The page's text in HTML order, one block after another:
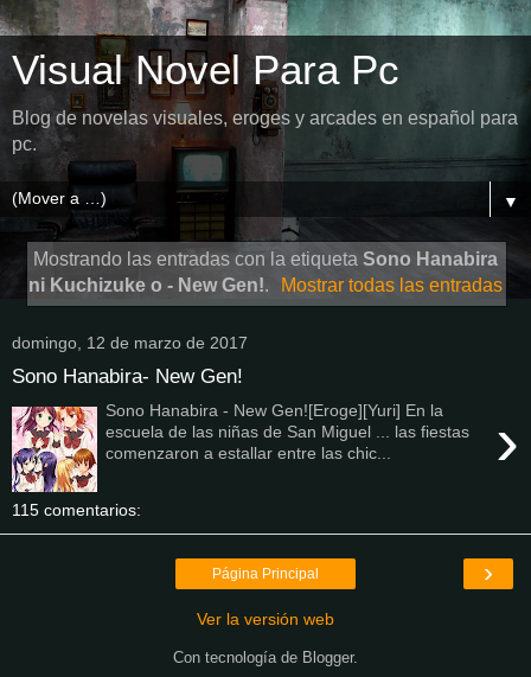
Visual Novel Para Pc
Blog de novelas visuales, eroges y arcades en español para
pc.
▼
Mostrando las entradas con la etiqueta Sono Hanabira
ni Kuchizuke o - New Gen!. Mostrar todas las entradas
domingo, 12 de marzo de 2017
Sono Hanabira- New Gen!
›
Sono Hanabira - New Gen![Eroge][Yuri] En la
escuela de las niñas de San Miguel ... las fiestas
comenzaron a estallar entre las chic...
115 comentarios:
›
Página Principal
Ver la versión web
Con tecnología de Blogger.